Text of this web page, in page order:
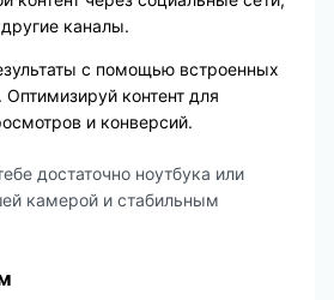
каналы.
с помощью встроенных
Оптимизируй контент для
и конверсий.
достаточно ноутбука или
камерой и стабильным